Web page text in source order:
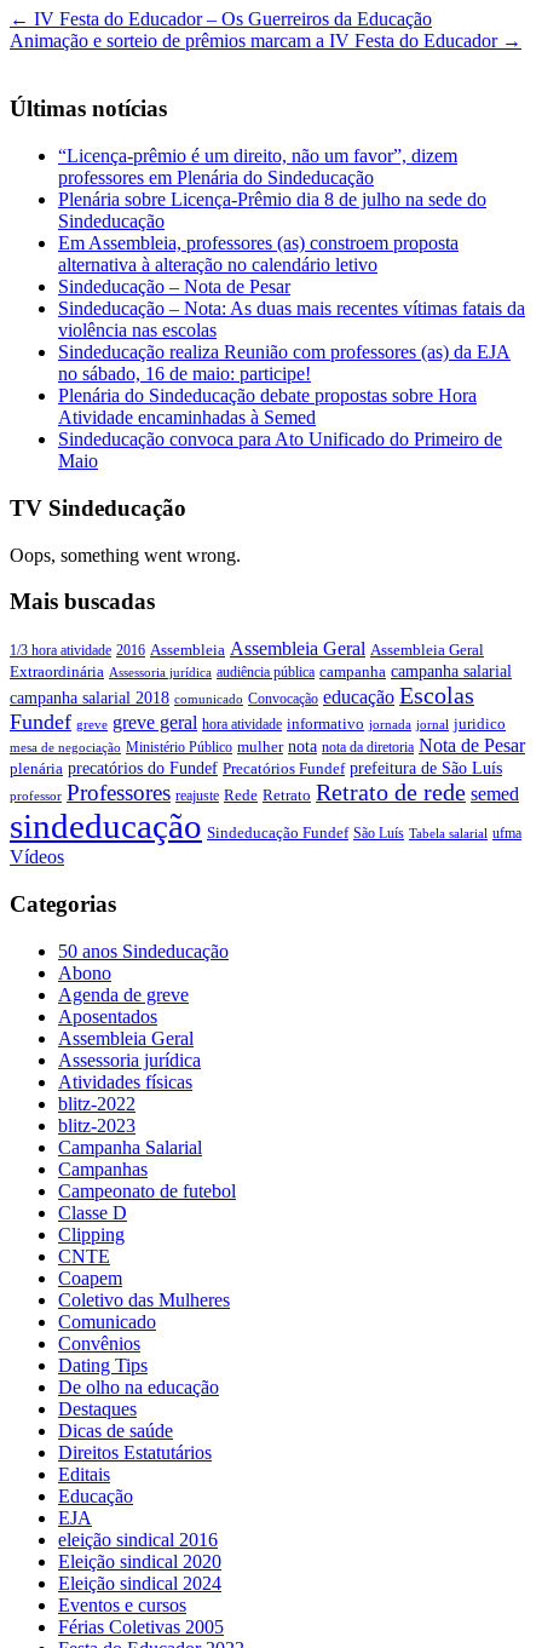
← IV Festa do Educador – Os Guerreiros da Educação
Animação e sorteio de prêmios marcam a IV Festa do Educador →
Últimas notícias
“Licença-prêmio é um direito, não um favor”, dizem
professores em Plenária do Sindeducação
Plenária sobre Licença-Prêmio dia 8 de julho na sede do
Sindeducação
Em Assembleia, professores (as) constroem proposta
alternativa à alteração no calendário letivo
Sindeducação – Nota de Pesar
Sindeducação – Nota: As duas mais recentes vítimas fatais da
violência nas escolas
Sindeducação realiza Reunião com professores (as) da EJA
no sábado, 16 de maio: participe!
Plenária do Sindeducação debate propostas sobre Hora
Atividade encaminhadas à Semed
Sindeducação convoca para Ato Unificado do Primeiro de
Maio
TV Sindeducação
Oops, something went wrong.
Mais buscadas
1/3 hora atividade 2016 Assembleia Assembleia Geral Assembleia Geral
Extraordinária Assessoria jurídica audiência pública campanha campanha salarial
campanha salarial 2018 comunicado Convocação educação Escolas
Fundef greve greve geral hora atividade informativo jornada jornal juridico
mesa de negociação Ministério Público mulher nota nota da diretoria Nota de Pesar
plenária precatórios do Fundef Precatórios Fundef prefeitura de São Luís
professor Professores reajuste Rede Retrato Retrato de rede semed
sindeducação Sindeducação Fundef São Luís Tabela salarial ufma
Vídeos
Categorias
50 anos Sindeducação
Abono
Agenda de greve
Aposentados
Assembleia Geral
Assessoria jurídica
Atividades físicas
blitz-2022
blitz-2023
Campanha Salarial
Campanhas
Campeonato de futebol
Classe D
Clipping
CNTE
Coapem
Coletivo das Mulheres
Comunicado
Convênios
Dating Tips
De olho na educação
Destaques
Dicas de saúde
Direitos Estatutários
Editais
Educação
EJA
eleição sindical 2016
Eleição sindical 2020
Eleição sindical 2024
Eventos e cursos
Férias Coletivas 2005